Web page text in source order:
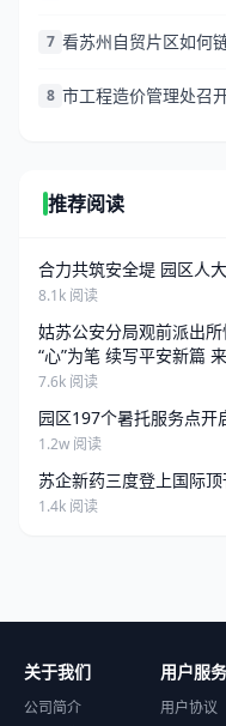
7 看苏州自贸片区如何
8 市工程造价管理处召
推荐阅读
合力共筑安全堤 园区人
8.1k 阅读
姑苏公安分局观前派出
“心”为笔 续写平安新篇
06-25 13:34 访问量:
7.6k 阅读
园区197个暑托服务点开
1.2w 阅读
苏企新药三度登上国际顶
1.4k 阅读
关于我们
公司简介
用户服务
用户协议